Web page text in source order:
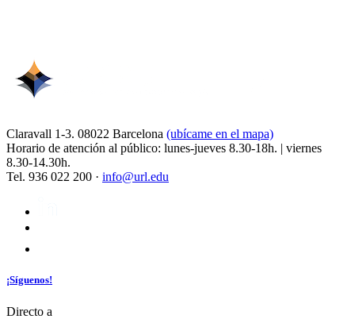
Claravall 1-3. 08022 Barcelona (ubícame en el mapa)
Horario de atención al público: lunes-jueves 8.30-18h. | viernes
8.30-14.30h.
Tel. 936 022 200 · info@url.edu
¡Síguenos!
Directo a